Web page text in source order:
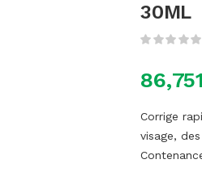
30ML
Corrige
visage,